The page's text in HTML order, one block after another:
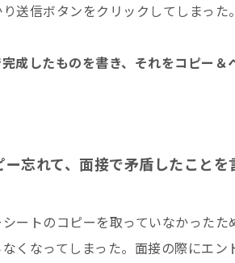
送信ボタンをクリックしてしまっ
成したものを書き、それをコピー
忘れて、面接で矛盾したこと
ートのコピーを取っていなかった
くなってしまった。面接の際にエ